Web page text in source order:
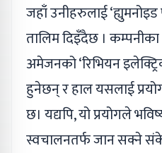
जहाँ उनीहरुलाई
तालिम दिइँदैछ ।
अमेजनको ‘रिभियन
हुनेछन् र हाल यसलाई
छ। यद्यपि, यो प्रयोगले
स्वचालनतर्फ जान सक्ने